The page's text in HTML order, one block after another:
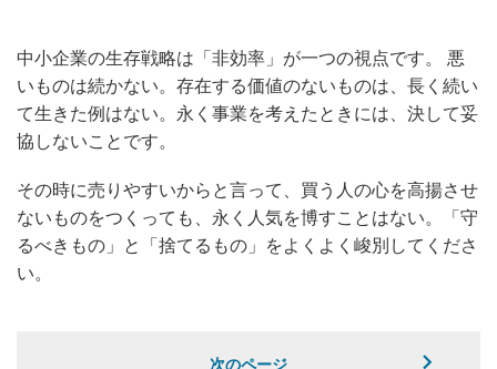
中小企業の生存戦略は「非効率」が一つの視点です。 悪
いものは続かない。存在する価値のないものは、長く続い
て生きた例はない。永く事業を考えたときには、決して妥
協しないことです。
その時に売りやすいからと言って、買う人の心を高揚させ
ないものをつくっても、永く人気を博すことはない。「守
るべきもの」と「捨てるもの」をよくよく峻別してくださ
い。
次のページ